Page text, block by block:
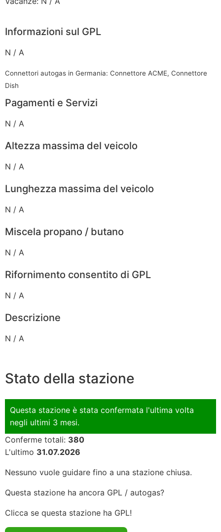
Informazioni sul GPL
N / A
Connettori autogas in Germania: Connettore ACME, Connettore
Dish
Pagamenti e Servizi
N / A
Altezza massima del veicolo
N / A
Lunghezza massima del veicolo
N / A
Miscela propano / butano
N / A
Rifornimento consentito di GPL
N / A
Descrizione
N / A
Stato della stazione
Questa stazione è stata confermata l'ultima volta
negli ultimi 3 mesi.
Conferme totali: 380
L'ultimo 31.07.2026
Nessuno vuole guidare fino a una stazione chiusa.
Questa stazione ha ancora GPL / autogas?
Clicca se questa stazione ha GPL!